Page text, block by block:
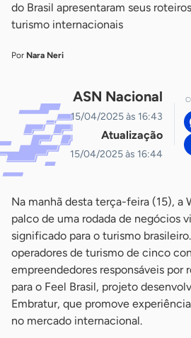
do Brasil apresentaram seus
turismo internacionais
Por Nara Neri
ASN Nacional
15/04/2025 às 16:43
Atualização
15/04/2025 às 16:44
Na manhã desta terça-feira (15), a
palco de uma rodada de negócios
significado para o turismo
operadores de turismo de cinco
empreendedores responsáveis por
para o Feel Brasil, projeto
Embratur, que promove
no mercado internacional.